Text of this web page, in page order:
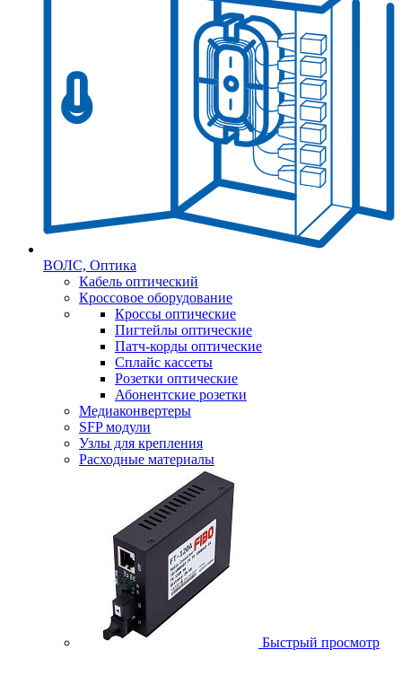
ВОЛС, Оптика
Кабель оптический
Кроссовое оборудование
Кроссы оптические
Пигтейлы оптические
Патч-корды оптические
Сплайс кассеты
Розетки оптические
Абонентские розетки
Медиаконвертеры
SFP модули
Узлы для крепления
Расходные материалы
Быстрый просмотр